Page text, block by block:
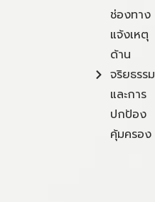
ช่องทาง
แจ้งเหตุ
ด้าน
จริยธรรม
และการ
ปกป้อง
คุ้มครอง